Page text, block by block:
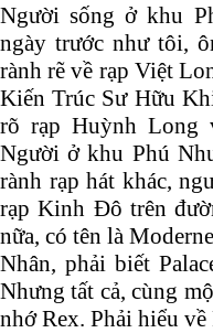
Người sống ở khu
ngày trước như tôi,
rành rẽ về rạp Việt
Kiến Trúc Sư Hữu
rõ rạp Huỳnh Long
Người ở khu Phú
rành rạp hát khác,
rạp Kinh Đô trên
nữa, có tên là
Nhân, phải biết
Nhưng tất cả, cùng
nhớ Rex. Phải hiểu